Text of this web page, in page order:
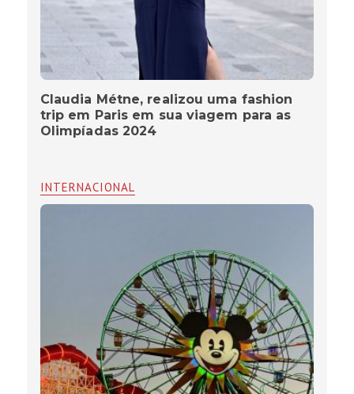
Claudia Métne, realizou uma fashion
trip em Paris em sua viagem para as
Olimpíadas 2024
INTERNACIONAL